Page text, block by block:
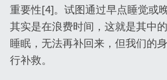
重要性[4]。试图通过早点睡觉或
其实是在浪费时间，这就是其中
睡眠，无法再补回来，但我们的
行补救。